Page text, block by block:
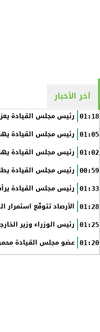
آخر الأخبار
01:18 رئيس مجلس القيادة
01:05 رئيس مجلس القيادة
01:02 رئيس مجلس القيادة
00:59 رئيس مجلس القيادة
01:33 رئيس مجلس القيادة
01:28 الأرصاد تتوقّع استمرار
01:25 رئيس الوزراء وزير
01:20 عضو مجلس القيادة